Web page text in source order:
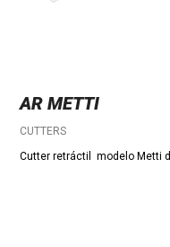
AR METTI
CUTTERS
Cutter retráctil modelo Metti